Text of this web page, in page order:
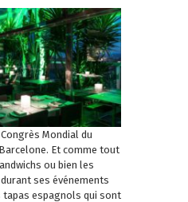
Mondial du
Et comme tout
ou bien les
ses événements
tapas espagnols qui sont